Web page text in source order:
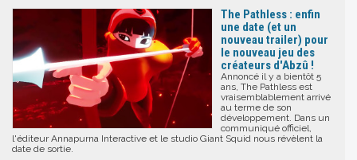
The Pathless : enfin
une date (et un
nouveau trailer) pour
le nouveau jeu des
créateurs d'Abzû !
Annoncé il y a bientôt 5
ans, The Pathless est
vraisemblablement arrivé
au terme de son
développement. Dans un
communiqué officiel,
l'éditeur Annapurna Interactive et le studio Giant Squid nous révèlent la
date de sortie.